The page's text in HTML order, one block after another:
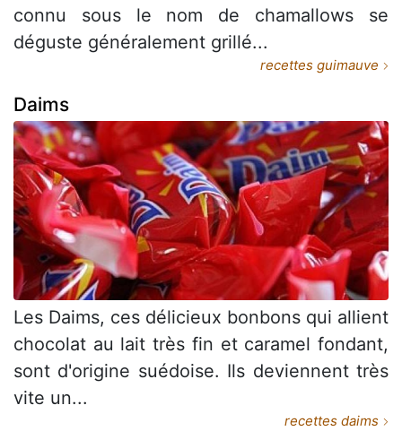
connu sous le nom de chamallows se
déguste généralement grillé...
recettes guimauve
Daims
Les Daims, ces délicieux bonbons qui allient
chocolat au lait très fin et caramel fondant,
sont d'origine suédoise. Ils deviennent très
vite un...
recettes daims